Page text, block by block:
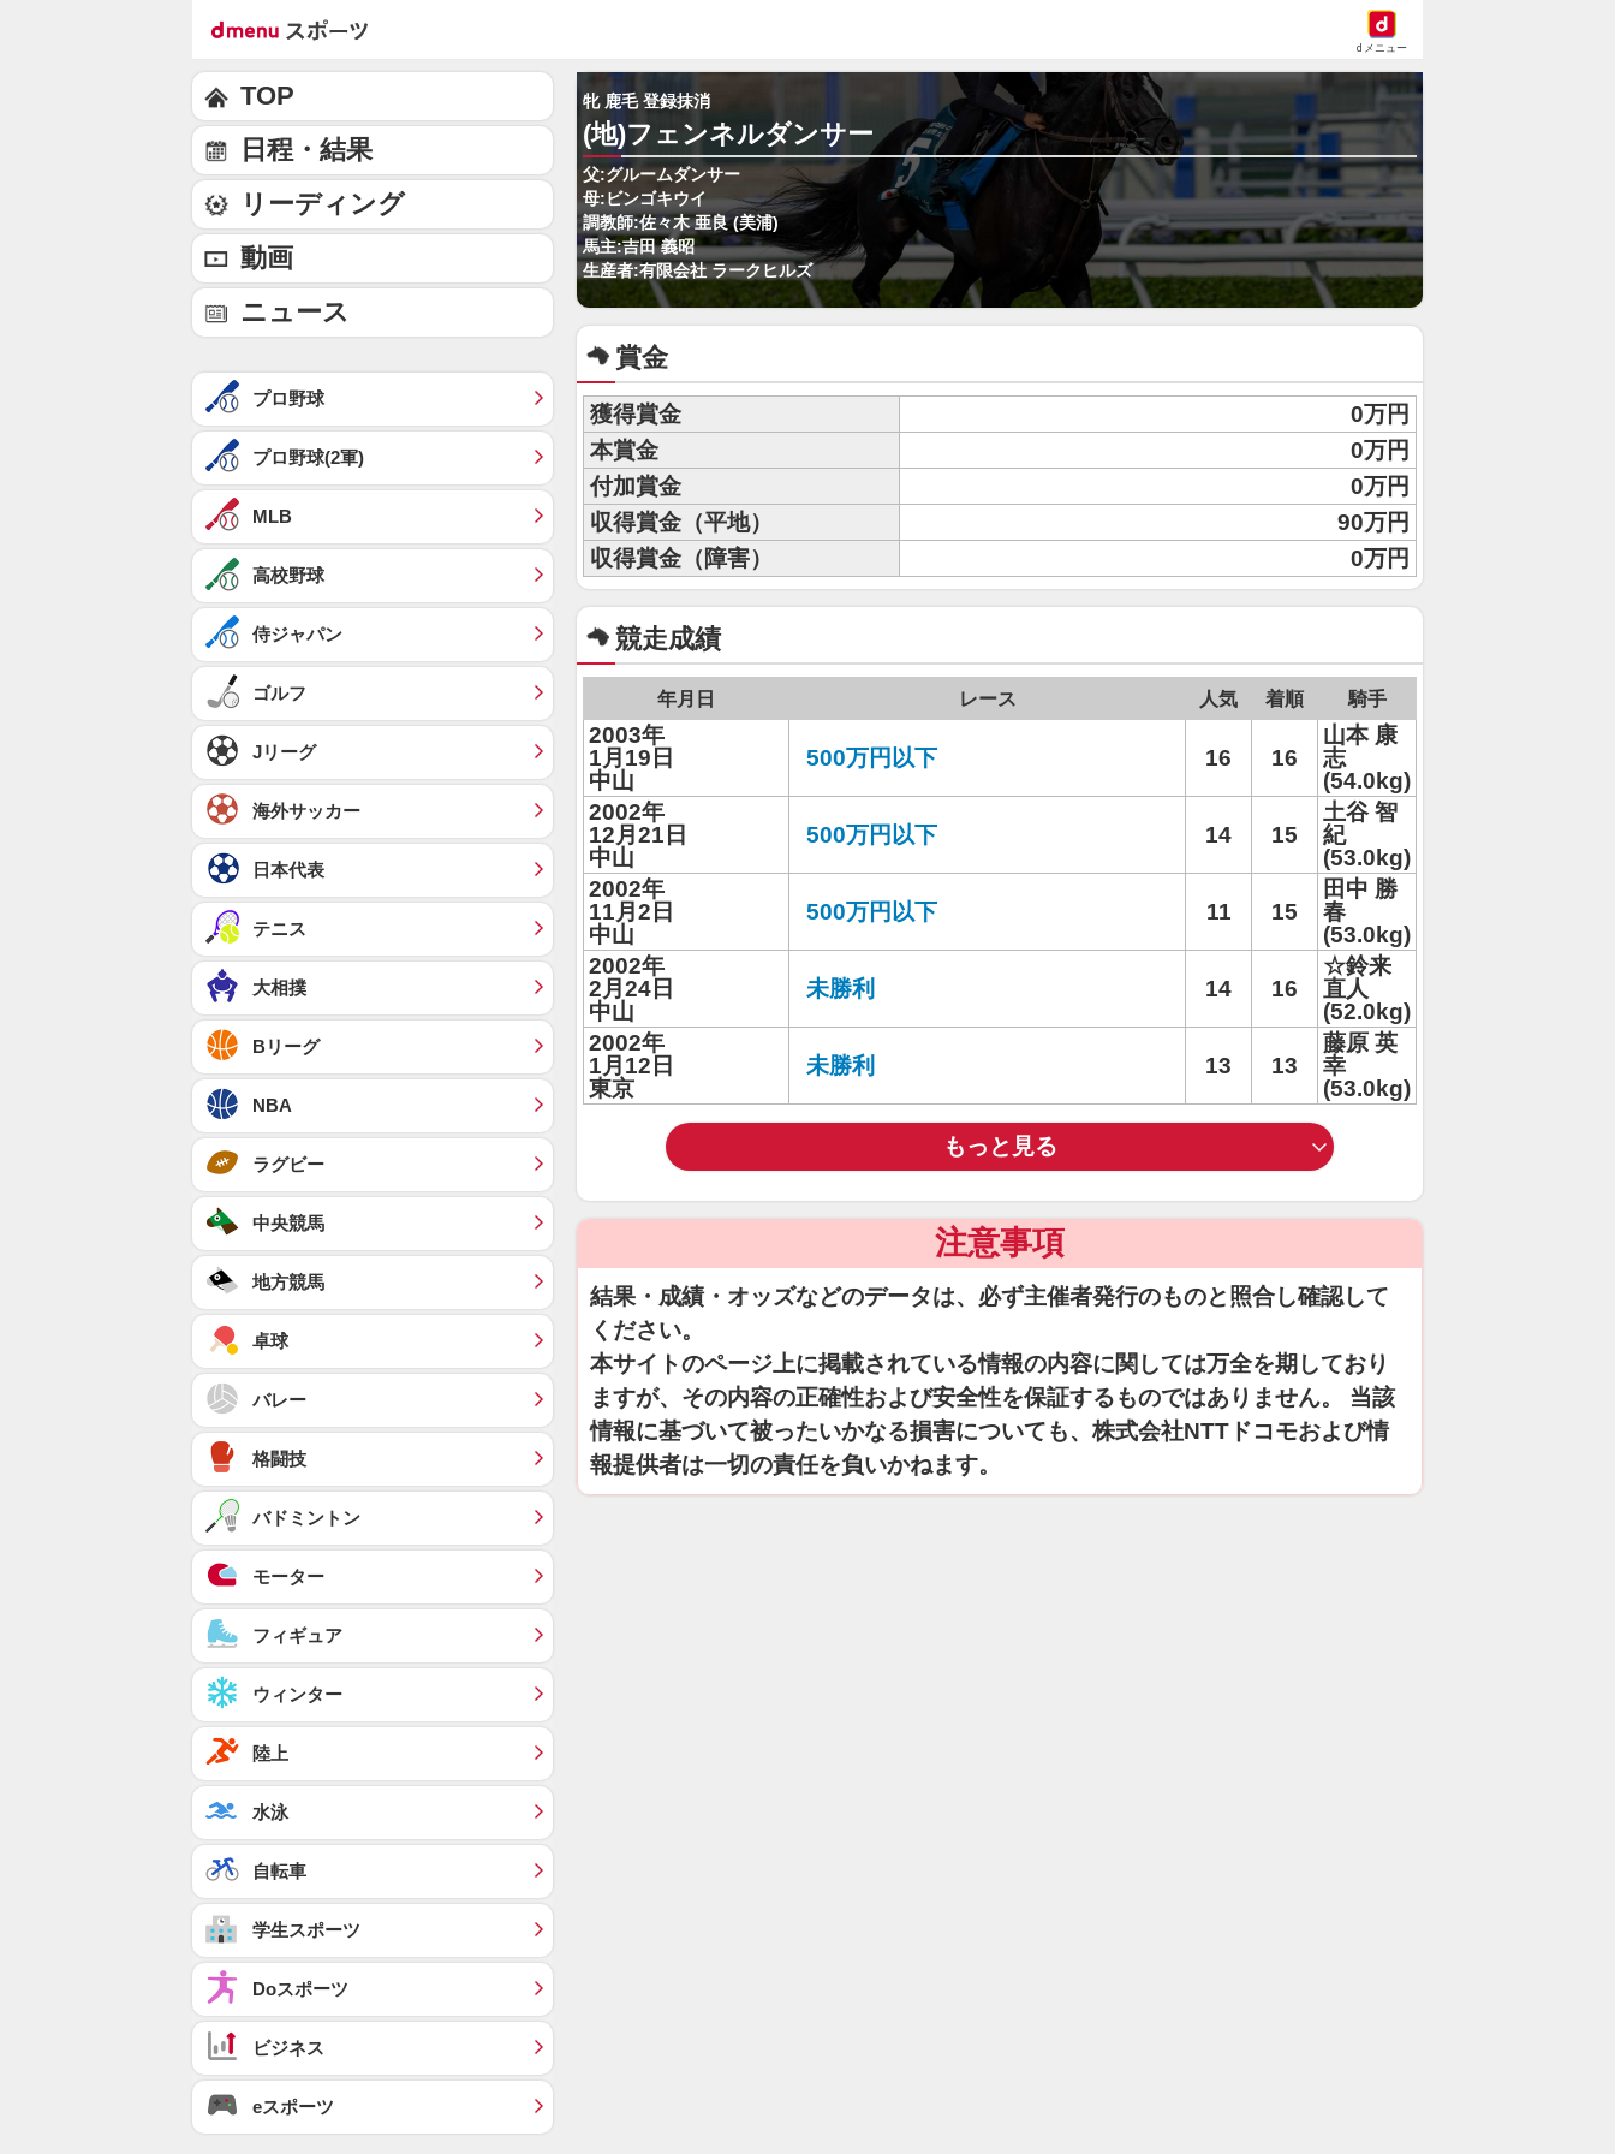
dメニュー
牝 鹿毛 登録抹消
(地)フェンネルダンサー
父:グルームダンサー
母:ビンゴキウイ
調教師:佐々木 亜良 (美浦)
馬主:吉田 義昭
生産者:有限会社 ラークヒルズ
賞金
獲得賞金
0万円
本賞金
0万円
付加賞金
0万円
収得賞金（平地）
90万円
収得賞金（障害）
0万円
競走成績
年月日 レース 人気 着順 騎手
2003年
1月19日
中山
500万円以下 16 16
山本 康
志
(54.0kg)
2002年
12月21日
中山
500万円以下 14 15
土谷 智
紀
(53.0kg)
2002年
11月2日
中山
500万円以下 11 15
田中 勝
春
(53.0kg)
2002年
2月24日
中山
未勝利 14 16
☆鈴来
直人
(52.0kg)
2002年
1月12日
東京
未勝利 13 13
藤原 英
幸
(53.0kg)
もっと見る
注意事項
結果・成績・オッズなどのデータは、必ず主催者発行のものと照合し確認して
ください。
本サイトのページ上に掲載されている情報の内容に関しては万全を期しており
ますが、その内容の正確性および安全性を保証するものではありません。 当該
情報に基づいて被ったいかなる損害についても、株式会社NTTドコモおよび情
報提供者は一切の責任を負いかねます。
TOP
日程・結果
リーディング
動画
ニュース
プロ野球
プロ野球(2軍)
MLB
高校野球
侍ジャパン
ゴルフ
Jリーグ
海外サッカー
日本代表
テニス
大相撲
Bリーグ
NBA
ラグビー
中央競馬
地方競馬
卓球
バレー
格闘技
バドミントン
モーター
フィギュア
ウィンター
陸上
水泳
自転車
学生スポーツ
Doスポーツ
ビジネス
eスポーツ